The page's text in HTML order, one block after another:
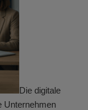
Die digitale
Unternehmen